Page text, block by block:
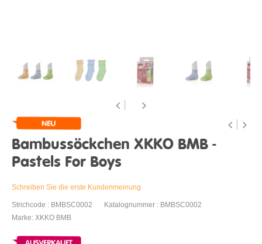
Bambussöckchen XKKO BMB -
Pastels For Boys
Schreiben Sie die erste Kundenmeinung
Strichcode : BMBSC0002
Katalognummer : BMBSC0002
Marke: XKKO BMB